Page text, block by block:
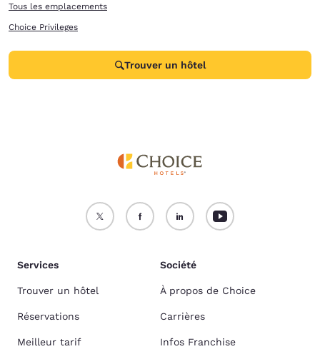
Tous les emplacements
Choice Privileges
Trouver un hôtel
Services
Trouver un hôtel
Réservations
Meilleur tarif
Société
À propos de Choice
Carrières
Infos Franchise